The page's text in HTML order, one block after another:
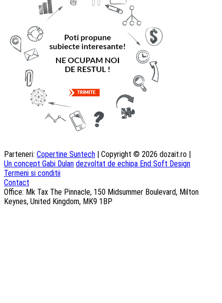
Parteneri: Copertine Suntech | Copyright © 2026 dozait.ro |
Un concept Gabi Dulan dezvoltat de echipa End Soft Design
Termeni si conditii
Contact
Office: Mk Tax The Pinnacle, 150 Midsummer Boulevard, Milton
Keynes, United Kingdom, MK9 1BP